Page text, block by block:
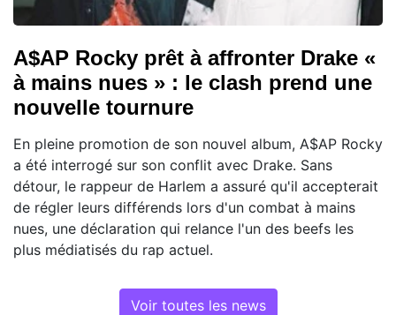
A$AP Rocky prêt à affronter Drake «
à mains nues » : le clash prend une
nouvelle tournure
En pleine promotion de son nouvel album, A$AP Rocky
a été interrogé sur son conflit avec Drake. Sans
détour, le rappeur de Harlem a assuré qu'il accepterait
de régler leurs différends lors d'un combat à mains
nues, une déclaration qui relance l'un des beefs les
plus médiatisés du rap actuel.
Voir toutes les news